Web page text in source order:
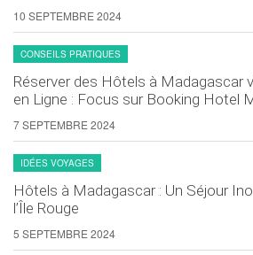
10 SEPTEMBRE 2024
CONSEILS PRATIQUES
Réserver des Hôtels à Madagascar
en Ligne : Focus sur Booking Hotel
7 SEPTEMBRE 2024
IDÉES VOYAGES
Hôtels à Madagascar : Un Séjour
l’Île Rouge
5 SEPTEMBRE 2024